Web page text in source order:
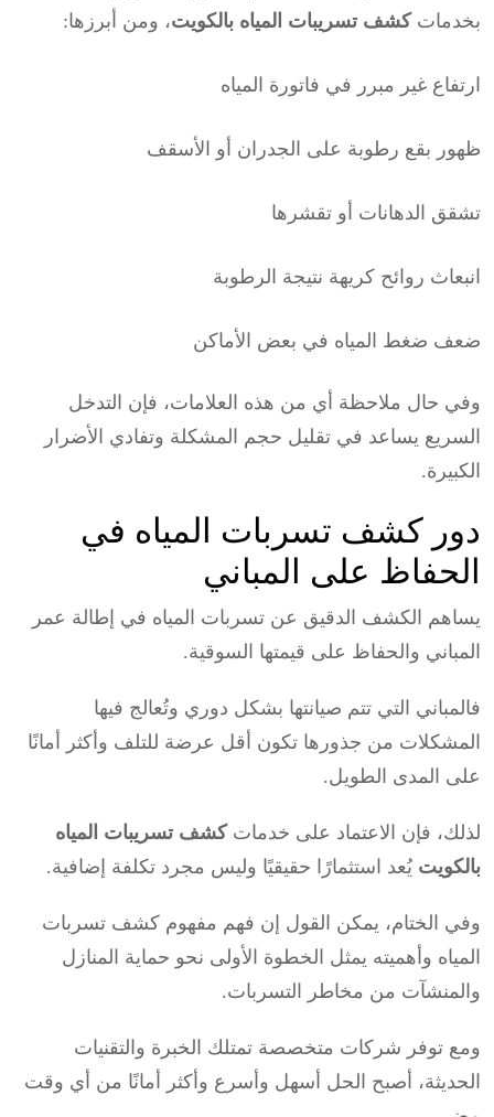
بخدماتكشف تسريبات المياه بالكويت، ومن أبرزها:
ارتفاع غير مبرر في فاتورة المياه
ظهور بقع رطوبة على الجدران أو الأسقف
تشقق الدهانات أو تقشرها
انبعاث روائح كريهة نتيجة الرطوبة
ضعف ضغط المياه في بعض الأماكن
وفي حال ملاحظة أي من هذه العلامات، فإن التدخل
السريع يساعد في تقليل حجم المشكلة وتفادي الأضرار
الكبيرة.
دور كشف تسربات المياه في
الحفاظ على المباني
يساهم الكشف الدقيق عن تسربات المياه في إطالة عمر
المباني والحفاظ على قيمتها السوقية.
فالمباني التي تتم صيانتها بشكل دوري وتُعالج فيها
المشكلات من جذورها تكون أقل عرضة للتلف وأكثر أمانًا
على المدى الطويل.
لذلك، فإن الاعتماد على خدماتكشف تسريبات المياه
بالكويت يُعد استثمارًا حقيقيًا وليس مجرد تكلفة إضافية.
وفي الختام، يمكن القول إن فهم مفهوم كشف تسربات
المياه وأهميته يمثل الخطوة الأولى نحو حماية المنازل
والمنشآت من مخاطر التسربات.
ومع توفر شركات متخصصة تمتلك الخبرة والتقنيات
الحديثة، أصبح الحل أسهل وأسرع وأكثر أمانًا من أي وقت